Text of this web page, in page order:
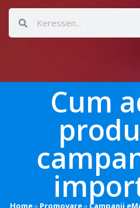
Cum
Home» Promovare» Campanii